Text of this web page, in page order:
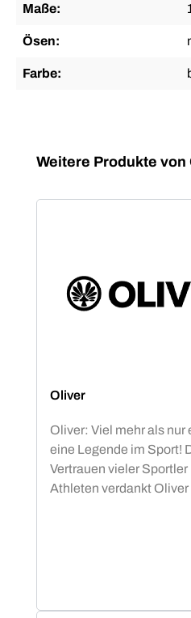
Maße:
Ösen:
Farbe:
Produktgalerie
Weitere Produkte von
Oliver
Oliver: Viel mehr als nur
eine Legende im Sport!
Vertrauen vieler Sportler
Athleten verdankt